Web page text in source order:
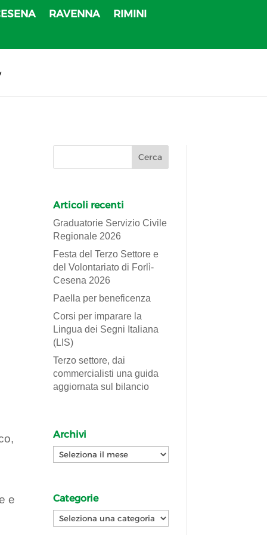
RAVENNA RIMINI
e
Articoli recenti
Graduatorie Servizio Civile
Regionale 2026
Festa del Terzo Settore e
del Volontariato di Forlì-
Cesena 2026
Paella per beneficenza
Corsi per imparare la
Lingua dei Segni Italiana
(LIS)
Terzo settore, dai
commercialisti una guida
aggiornata sul bilancio
Archivi
Archivi
Categorie
Categorie